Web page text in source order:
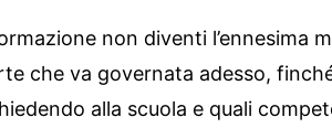
non diventi l’ennesima
che va governata adesso,
alla scuola e quali